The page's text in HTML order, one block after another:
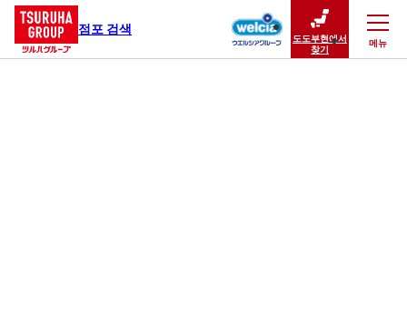
점포 검색
도도부현에서
찾기
메뉴
닫기